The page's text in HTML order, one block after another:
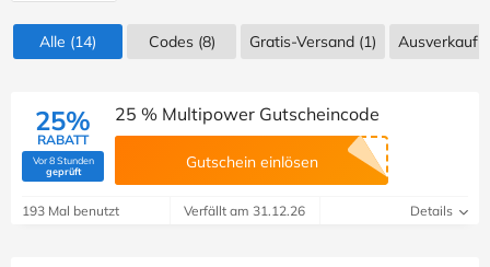
Alle (14) Codes(8) Gratis-Versand (1) Ausverkauf
25%
RABATT
Vor 8 Stunden
geprüft(Von Savoo geprüft)
25 % Multipower Gutscheincode
Gutschein einlösen
193 Mal benutzt Verfällt am 31.12.26 Details